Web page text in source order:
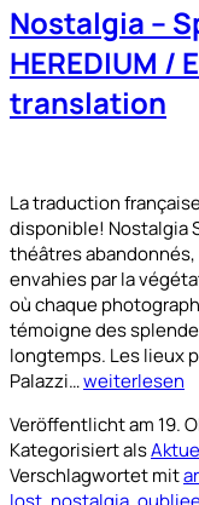
Nostalgia –
HEREDIUM /
translation
La traduction
disponible! Nostalgia
théâtres
envahies par la
où chaque
témoigne des
longtemps. Les lieux
Palazzi…Nostalgia
Splendeurs
oubliées
|
weiterlesen
Veröffentlicht am 19.
Kategorisiert als
Verschlagwortet mit